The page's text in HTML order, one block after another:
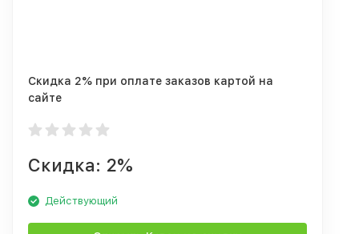
Скидка 2% при оплате заказов картой на
сайте
Скидка: 2%
Действующий